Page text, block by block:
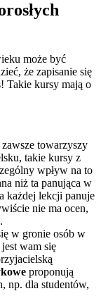
może być
że zapisanie się
Takie kursy mają o
towarzyszy
takie kursy z
wpływ na to
niż ta panująca w
każdej lekcji panuje
nie ma ocen,
w gronie osób w
wam się
proponują
np. dla studentów,